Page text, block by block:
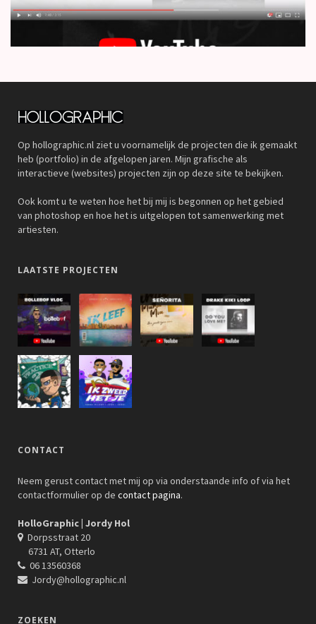
Op hollographic.nl ziet u voornamelijk de projecten die ik gemaakt
heb (portfolio) in de afgelopen jaren. Mijn grafische als
interactieve (websites) projecten zijn op deze site te bekijken.
Ook komt u te weten hoe het bij mij is begonnen op het gebied
van photoshop en hoe het is uitgelopen tot samenwerking met
artiesten.
LAATSTE PROJECTEN
CONTACT
Neem gerust contact met mij op via onderstaande info of via het
contactformulier op de contact pagina.
HolloGraphic | Jordy Hol
Dorpsstraat 20
6731 AT, Otterlo
06 13560368
Jordy@hollographic.nl
ZOEKEN